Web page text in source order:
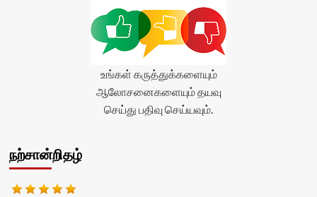
உங்கள் கருத்துக்களையும்
ஆலோசனைகளையும் தயவு
செய்து பதிவு செய்யவும்.
நற்சான்றிதழ்